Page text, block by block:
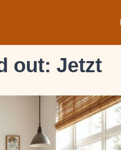
out: Jetzt